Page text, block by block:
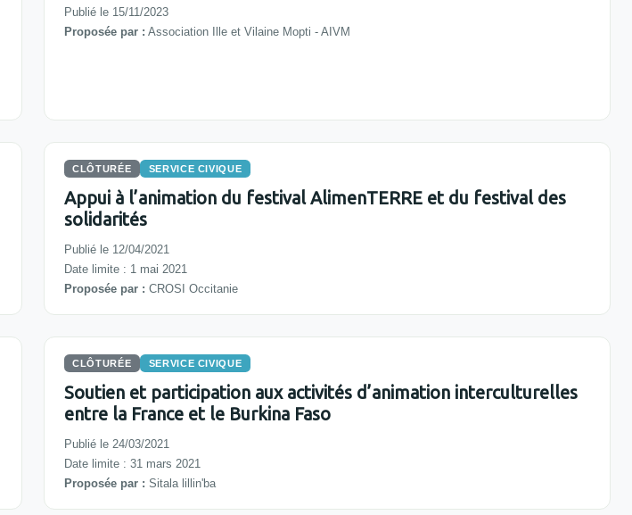
Publié le 15/11/2023
Proposée par : Association Ille et Vilaine Mopti - AIVM
CLÔTURÉE SERVICE CIVIQUE
Appui à l’animation du festival AlimenTERRE et du festival des
solidarités
Publié le 12/04/2021
Date limite : 1 mai 2021
Proposée par : CROSI Occitanie
CLÔTURÉE SERVICE CIVIQUE
Soutien et participation aux activités d’animation interculturelles
entre la France et le Burkina Faso
Publié le 24/03/2021
Date limite : 31 mars 2021
Proposée par : Sitala lillin'ba